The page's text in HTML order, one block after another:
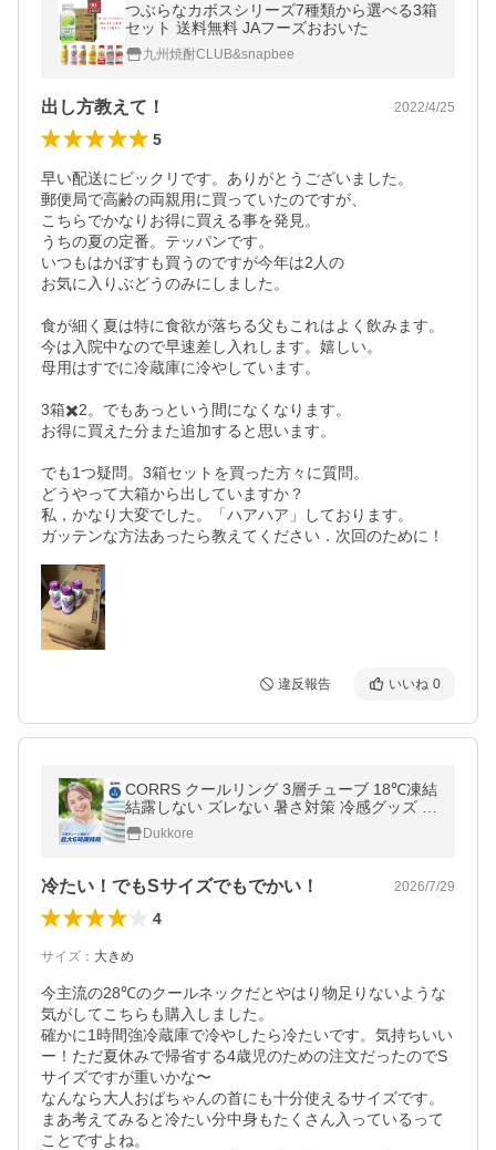
つぶらなカボスシリーズ7種類から選べる3箱
セット 送料無料 JAフーズおおいた
九州焼酎CLUB&snapbee
出し方教えて！ 2022/4/25
5
早い配送にビックリです。ありがとうございました。
郵便局で高齢の両親用に買っていたのですが、
こちらでかなりお得に買える事を発見。
うちの夏の定番。テッパンです。
いつもはかぼすも買うのですが今年は2人の
お気に入りぶどうのみにしました。
食が細く夏は特に食欲が落ちる父もこれはよく飲みます。
今は入院中なので早速差し入れします。嬉しい。
母用はすでに冷蔵庫に冷やしています。
3箱✖️2。でもあっという間になくなります。
お得に買えた分また追加すると思います。
でも1つ疑問。3箱セットを買った方々に質問。
どうやって大箱から出していますか？
私，かなり大変でした。「ハアハア」しております。
ガッテンな方法あったら教えてください．次回のために！
違反報告 いいね 0
CORRS クールリング 3層チューブ 18℃凍結
結露しない ズレない 暑さ対策 冷感グッズ ア
イス感 ネッククーラー 蛍光素材使用 保冷剤
涼感 冷却 男女兼用
Dukkore
冷たい！でもSサイズでもでかい！ 2026/7/29
4
サイズ ： 大きめ
今主流の28℃のクールネックだとやはり物足りないような
気がしてこちらも購入しました。
確かに1時間強冷蔵庫で冷やしたら冷たいです。気持ちいい
ー！ただ夏休みで帰省する4歳児のための注文だったのでS
サイズですが重いかな〜
なんなら大人おばちゃんの首にも十分使えるサイズです。
まあ考えてみると冷たい分中身もたくさん入っているって
ことですよね。